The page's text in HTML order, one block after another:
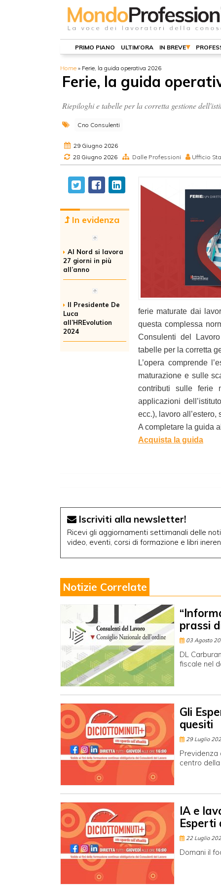
PRIMO PIANO ULTIM’ORA IN BREVE
Home » Ferie, la guida operativa 2026
Ferie, la guida
Riepiloghi e tabelle per la corretta gestione
Cno Consulenti
29 Giugno 2026
28 Giugno 2026
Dalle Professioni Ufficio
In evidenza
Al Nord si lavora
27 giorni in più
all’anno
Il Presidente De
Luca
all’HREvolution
2024
ferie maturate dai
questa complessa
Consulenti del
tabelle per la corretta
L’opera comprende
maturazione e sulle
contributi sulle ferie
applicazioni
ecc.), lavoro all’estero,
A completare la guida
Acquista la guida
Iscriviti alla newsletter!
Ricevi gli aggiornamenti settimanali delle
video, eventi, corsi di formazione e libri
Notizie Correlate
prassi
03 Agosto
DL
fiscale nel
Gli
quesiti
29 Luglio
Previdenza
centro
IA e
Esperti
22 Luglio
Domani il